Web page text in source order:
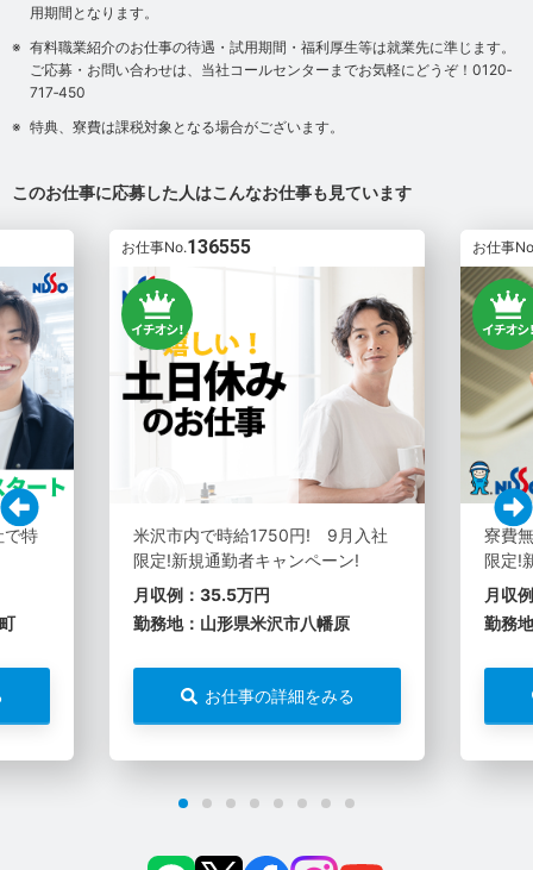
用期間となります。
有料職業紹介のお仕事の待遇・試用期間・福利厚生等は就業先に準じます。
ご応募・お問い合わせは、当社コールセンターまでお気軽にどうぞ！0120‐
717‐450
特典、寮費は課税対象となる場合がございます。
このお仕事に応募した人はこんなお仕事も見ています
で特
お仕事No.136555
米沢市内で時給1750円! 9月入社
限定!新規通勤者キャンペーン!
月収例：35.5万円
勤務地：山形県米沢市八幡原
お仕事の詳細をみる
お仕事
寮費
限定!
月収
勤務